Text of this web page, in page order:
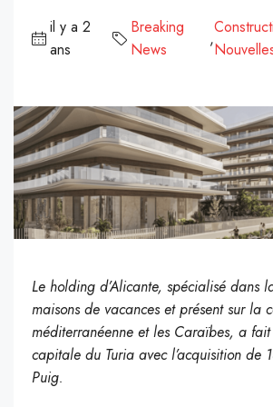
il y a 2
ans
Breaking
News
,
Le holding d’Alicante, spécialisé dans
maisons de vacances et présent sur la
méditerranéenne et les Caraïbes, a
capitale du Turia avec l’acquisition de
Puig.